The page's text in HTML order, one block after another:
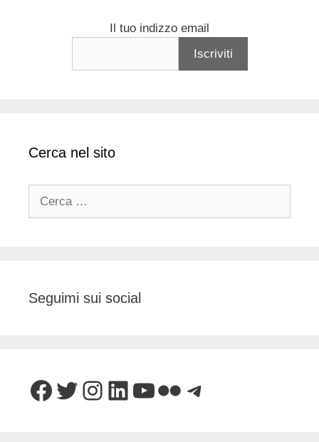
Il tuo indizzo email
Cerca nel sito
Seguimi sui social
Facebook
Twitter
Instagram
LinkedIn
YouTube
FlickrTelegram